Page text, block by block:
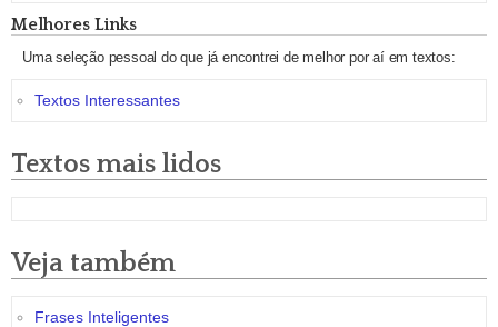
Melhores Links
Uma seleção pessoal do que já encontrei de melhor por aí em textos:
Textos Interessantes
Textos mais lidos
Veja também
Frases Inteligentes